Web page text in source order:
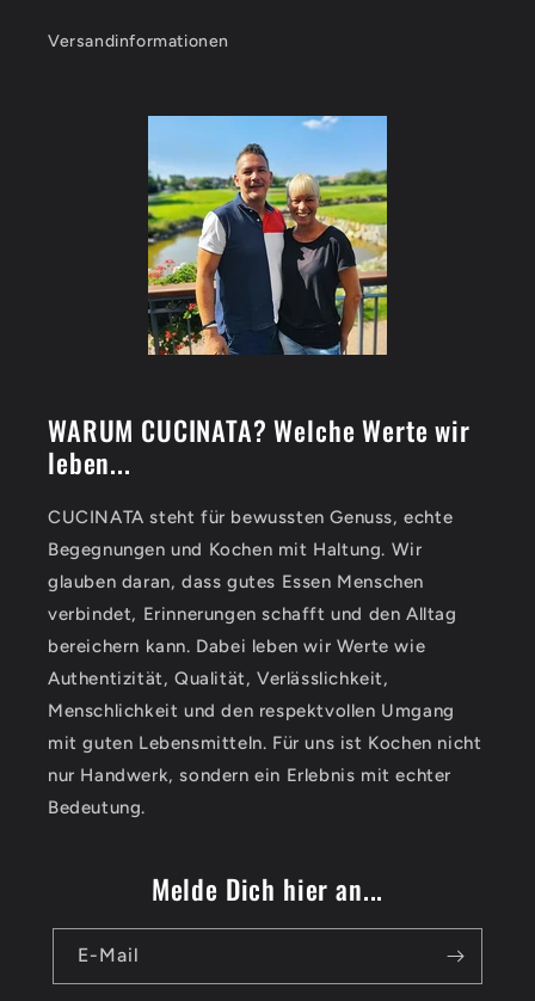
Versandinformationen
WARUM CUCINATA? Welche Werte wir
leben...
CUCINATA steht für bewussten Genuss, echte
Begegnungen und Kochen mit Haltung. Wir
glauben daran, dass gutes Essen Menschen
verbindet, Erinnerungen schafft und den Alltag
bereichern kann. Dabei leben wir Werte wie
Authentizität, Qualität, Verlässlichkeit,
Menschlichkeit und den respektvollen Umgang
mit guten Lebensmitteln. Für uns ist Kochen nicht
nur Handwerk, sondern ein Erlebnis mit echter
Bedeutung.
Melde Dich hier an...
E-Mail